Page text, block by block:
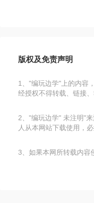
版权及免责声明
1、"编玩边学"上的内容
经授权不得转载、链接
2、"编玩边学" 未注明"
人从本网站下载使用，
3、如果本网所转载内容